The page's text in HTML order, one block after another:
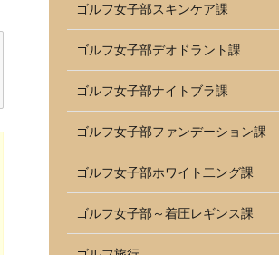
ゴルフ女子部スキンケア課
ゴルフ女子部デオドラント課
ゴルフ女子部ナイトブラ課
ゴルフ女子部ファンデーション課
ゴルフ女子部ホワイト二ング課
ゴルフ女子部～着圧レギンス課